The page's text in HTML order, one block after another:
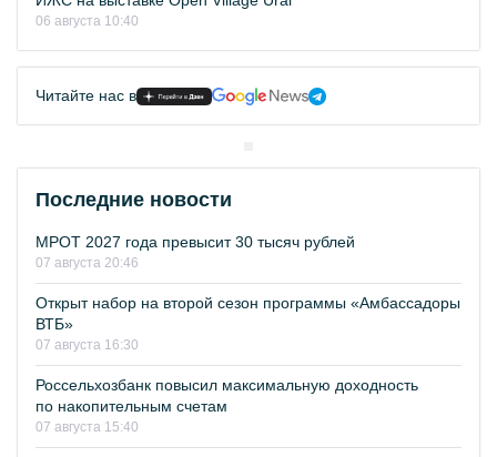
06 августа 10:40
Читайте нас в
Последние новости
МРОТ 2027 года превысит 30 тысяч рублей
07 августа 20:46
Открыт набор на второй сезон программы «Амбассадоры
ВТБ»
07 августа 16:30
Россельхозбанк повысил максимальную доходность
по накопительным счетам
07 августа 15:40